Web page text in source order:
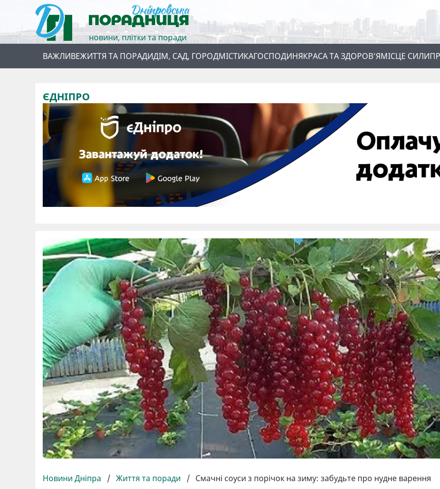
новини, плітки та поради
ВАЖЛИВЕЖИТТЯ ТА ПОРАДИДІМ, САД, ГОРОДМІСТИКАГОСПОДИНЯКРАСА ТА ЗДОРОВ’ЯМІСЦЕ СИЛИ
ЄДНІПРО
Новини Дніпра / Життя та поради / Смачні соуси з порічок на зиму: забудьте про нудне варення